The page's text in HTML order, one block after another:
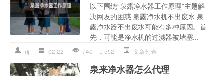
以下围绕“泉露净水器工作原理”主题解
决网友的困惑 泉露净水机不出废水 泉
露净水器不出废水可能有多种原因。首
先，可能是净水机的过滤器被堵塞...
rlj 02-22 740 592 文章列表
泉来净水器怎么代理